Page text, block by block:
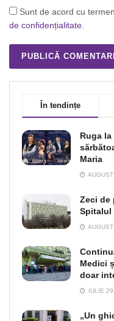
Sunt de acord cu
de confidențialitate
În tendințe
Ruga la
Maria
Zeci de
Spitalul
Medici
doar
IULIE
„Un